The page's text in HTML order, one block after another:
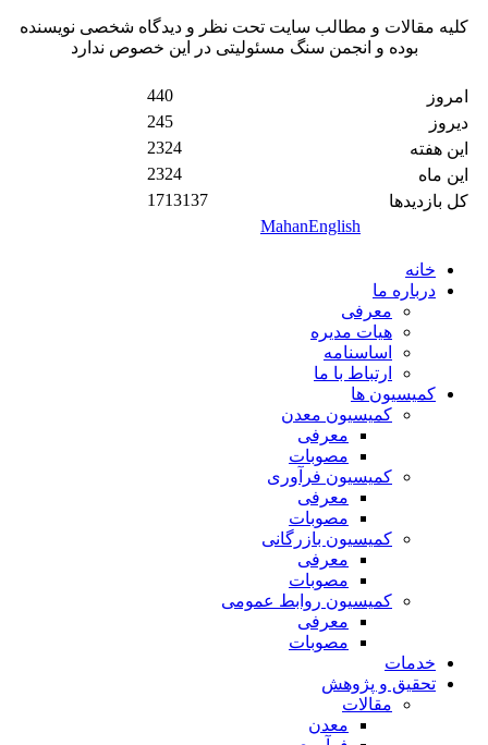
کلیه مقالات و مطالب سایت تحت نظر و دیدگاه شخصی نویسنده
بوده و انجمن سنگ مسئولیتی در این خصوص ندارد
امروز
دیروز
این هفته
این ماه
کل بازدیدها
440
245
2324
2324
1713137
MahanEnglish
خانه
درباره ما
معرفی
هیات مدیره
اساسنامه
ارتباط با ما
کمیسیون ها
کمیسیون معدن
معرفی
مصوبات
کمیسیون فرآوری
معرفی
مصوبات
کمیسیون بازرگانی
معرفی
مصوبات
کمیسیون روابط عمومی
معرفی
مصوبات
خدمات
تحقیق و پژوهش
مقالات
معدن